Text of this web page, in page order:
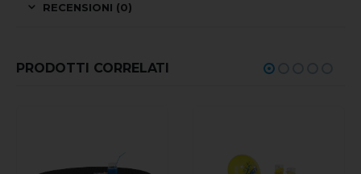
RECENSIONI (0)
PRODOTTI CORRELATI